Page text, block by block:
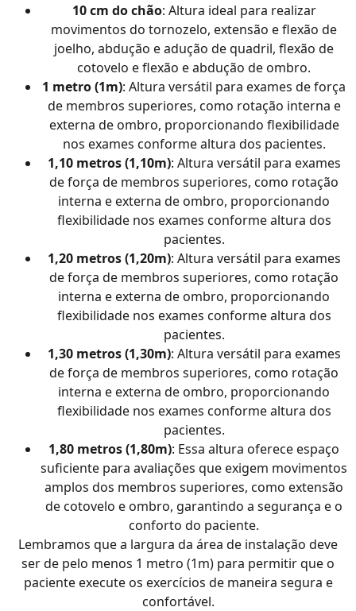
10 cm do chão: Altura ideal para realizar
movimentos do tornozelo, extensão e flexão de
joelho, abdução e adução de quadril, flexão de
cotovelo e flexão e abdução de ombro.
1 metro (1m): Altura versátil para exames de força
de membros superiores, como rotação interna e
externa de ombro, proporcionando flexibilidade
nos exames conforme altura dos pacientes.
1,10 metros (1,10m): Altura versátil para exames
de força de membros superiores, como rotação
interna e externa de ombro, proporcionando
flexibilidade nos exames conforme altura dos
pacientes.
1,20 metros (1,20m): Altura versátil para exames
de força de membros superiores, como rotação
interna e externa de ombro, proporcionando
flexibilidade nos exames conforme altura dos
pacientes.
1,30 metros (1,30m): Altura versátil para exames
de força de membros superiores, como rotação
interna e externa de ombro, proporcionando
flexibilidade nos exames conforme altura dos
pacientes.
1,80 metros (1,80m): Essa altura oferece espaço
suficiente para avaliações que exigem movimentos
amplos dos membros superiores, como extensão
de cotovelo e ombro, garantindo a segurança e o
conforto do paciente.
Lembramos que a largura da área de instalação deve
ser de pelo menos 1 metro (1m) para permitir que o
paciente execute os exercícios de maneira segura e
confortável.